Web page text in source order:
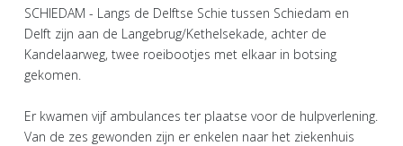
SCHIEDAM - Langs de Delftse Schie tussen Schiedam en
Delft zijn aan de Langebrug/Kethelsekade, achter de
Kandelaarweg, twee roeibootjes met elkaar in botsing
gekomen.
Er kwamen vijf ambulances ter plaatse voor de hulpverlening.
Van de zes gewonden zijn er enkelen naar het ziekenhuis